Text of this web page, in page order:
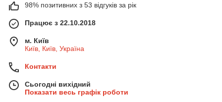
98% позитивних з 53 відгуків за рік
Працює з 22.10.2018
м. Київ
Київ, Київ, Україна
Контакти
Сьогодні вихідний
Показати весь графік роботи